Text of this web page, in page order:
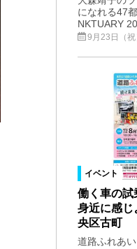
になれる47
NKTUARY
9月23日（祝
イベント
働く車の試
身近に感じ
央区古町
道路ふれあ